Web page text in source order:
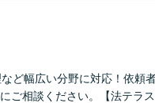
ど幅広い分野に対応！依頼
ご相談ください。【法テラ